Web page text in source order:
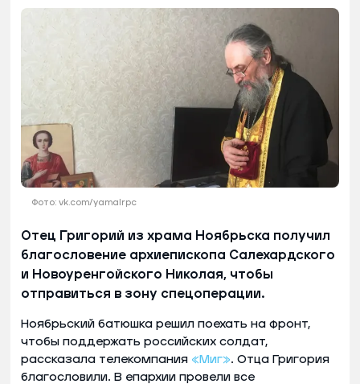
Фото: vk.com/yamalrpc
Отец Григорий из храма Ноябрьска получил
благословение архиепископа Салехардского
и Новоуренгойского Николая, чтобы
отправиться в зону спецоперации.
Ноябрьский батюшка решил поехать на фронт,
чтобы поддержать российских солдат,
рассказала телекомпания «Миг». Отца Григория
благословили. В епархии провели все